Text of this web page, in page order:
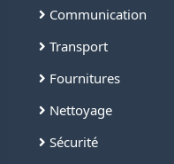
Communication
Transport
Fournitures
Nettoyage
Sécurité